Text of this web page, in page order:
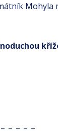
Mohyla
_ _